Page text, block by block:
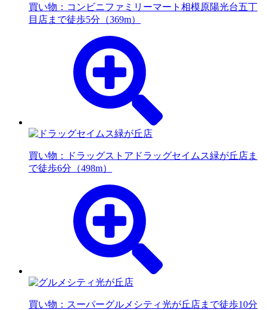
買い物：コンビニファミリーマート相模原陽光台五丁
目店まで徒歩5分（369m）
買い物：ドラッグストア ドラッグセイムス緑が丘店ま
で徒歩6分（498m）
買い物：スーパーグルメシティ光が丘店まで徒歩10分